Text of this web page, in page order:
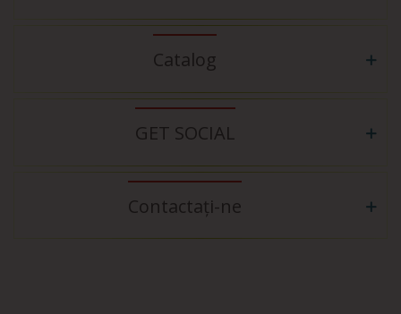
Catalog
GET SOCIAL
Contactați-ne